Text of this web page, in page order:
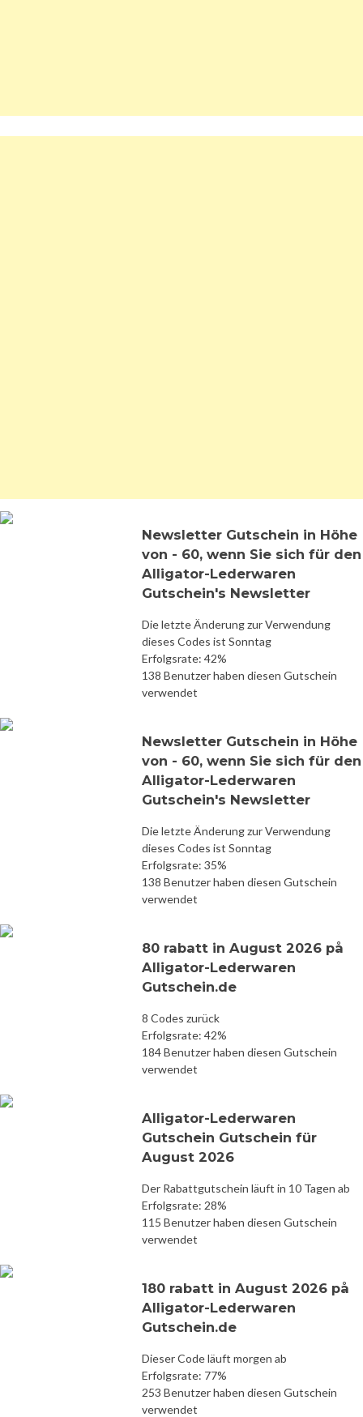
Newsletter Gutschein in Höhe
von - 60, wenn Sie sich für den
Alligator-Lederwaren
Gutschein's Newsletter
Die letzte Änderung zur Verwendung
dieses Codes ist Sonntag
Erfolgsrate: 42%
138 Benutzer haben diesen Gutschein
verwendet
Newsletter Gutschein in Höhe
von - 60, wenn Sie sich für den
Alligator-Lederwaren
Gutschein's Newsletter
Die letzte Änderung zur Verwendung
dieses Codes ist Sonntag
Erfolgsrate: 35%
138 Benutzer haben diesen Gutschein
verwendet
80 rabatt in August 2026 på
Alligator-Lederwaren
Gutschein.de
8 Codes zurück
Erfolgsrate: 42%
184 Benutzer haben diesen Gutschein
verwendet
Alligator-Lederwaren
Gutschein Gutschein für
August 2026
Der Rabattgutschein läuft in 10 Tagen ab
Erfolgsrate: 28%
115 Benutzer haben diesen Gutschein
verwendet
180 rabatt in August 2026 på
Alligator-Lederwaren
Gutschein.de
Dieser Code läuft morgen ab
Erfolgsrate: 77%
253 Benutzer haben diesen Gutschein
verwendet